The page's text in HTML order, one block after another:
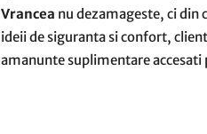
Vrancea nu dezamageste, ci din
ideii de siguranta si confort,
amanunte suplimentare